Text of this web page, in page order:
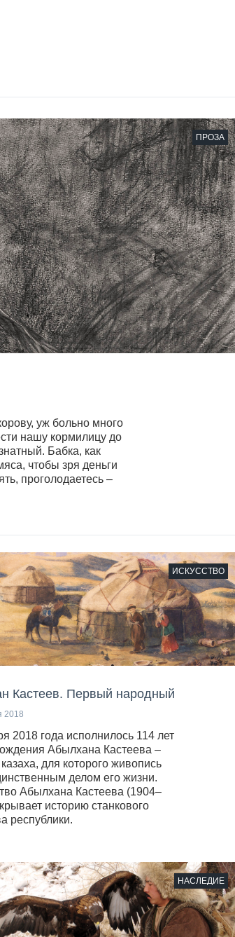
ПРОЗА
уж больно много
нашу кормилицу до
Бабка, как
чтобы зря деньги
проголодаетесь –
Кастеев. Первый народный
ИСКУССТВО
2018
2018 года исполнилось 114 лет
Абылхана Кастеева –
для которого живопись
делом его жизни.
Абылхана Кастеева (1904–
историю станкового
республики.
НАСЛЕДИЕ